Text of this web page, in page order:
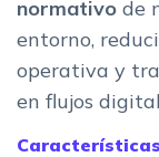
normativo de
entorno,
operativa y
en flujos
Características